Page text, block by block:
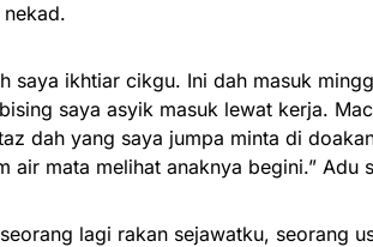
nekad.
saya ikhtiar cikgu. Ini dah masuk
saya asyik masuk lewat kerja.
dah yang saya jumpa minta di
air mata melihat anaknya begini.” Adu
lagi rakan sejawatku, seorang